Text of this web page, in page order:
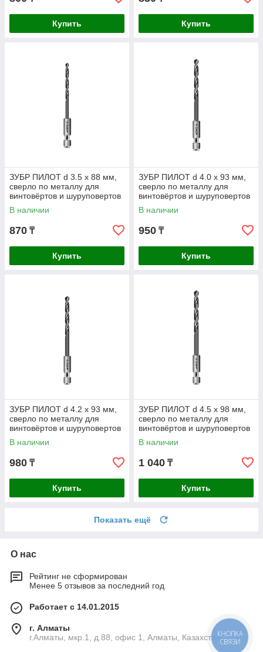
Купить Купить
ЗУБР ПИЛОТ d 3.5 х 88 мм,
сверло по металлу для
винтовёртов и шуруповертов
IMPACT READY
Профессионал
В наличии
870 ₸
Купить
ЗУБР ПИЛОТ d 4.0 х 93 мм,
сверло по металлу для
винтовёртов и шуруповертов
IMPACT READY
Профессионал (29629-4
В наличии
950 ₸
Купить
ЗУБР ПИЛОТ d 4.2 х 93 мм,
сверло по металлу для
винтовёртов и шуруповертов
IMPACT READY
Профессионал
В наличии
980 ₸
Купить
ЗУБР ПИЛОТ d 4.5 х 98 мм,
сверло по металлу для
винтовёртов и шуруповертов
IMPACT READY
Профессионал
В наличии
1 040 ₸
Купить
Показать ещё
О нас
Рейтинг не сформирован
Менее 5 отзывов за последний год
Работает с 14.01.2015
г. Алматы
г.Алматы, мкр.1, д.88, офис 1, Алматы, КазахстанКНОПКА
СВЯЗИ